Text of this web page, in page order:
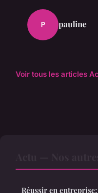
P pauline
Voir tous les articles
Réussir en